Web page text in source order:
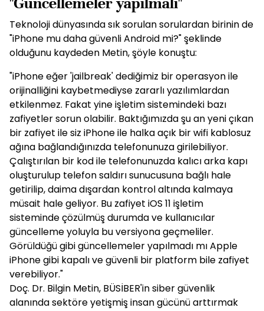
Teknoloji dünyasında sık sorulan sorulardan birinin de
"iPhone mu daha güvenli Android mi?" şeklinde
olduğunu kaydeden Metin, şöyle konuştu:
"iPhone eğer 'jailbreak' dediğimiz bir operasyon ile
orijinalliğini kaybetmediyse zararlı yazılımlardan
etkilenmez. Fakat yine işletim sistemindeki bazı
zafiyetler sorun olabilir. Baktığımızda şu an yeni çıkan
bir zafiyet ile siz iPhone ile halka açık bir wifi kablosuz
ağına bağlandığınızda telefonunuza girilebiliyor.
Çalıştırılan bir kod ile telefonunuzda kalıcı arka kapı
oluşturulup telefon saldırı sunucusuna bağlı hale
getirilip, daima dışardan kontrol altında kalmaya
müsait hale geliyor. Bu zafiyet iOS 11 işletim
sisteminde çözülmüş durumda ve kullanıcılar
güncelleme yoluyla bu versiyona geçmeliler.
Görüldüğü gibi güncellemeler yapılmadı mı Apple
iPhone gibi kapalı ve güvenli bir platform bile zafiyet
verebiliyor."
Doç. Dr. Bilgin Metin, BÜSİBER'in siber güvenlik
alanında sektöre yetişmiş insan gücünü arttırmak